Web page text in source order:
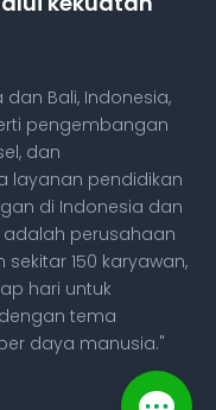
Bali, Indonesia,
pengembangan
dan
layanan pendidikan
di Indonesia dan
perusahaan
150 karyawan,
hari untuk
tema
daya manusia."